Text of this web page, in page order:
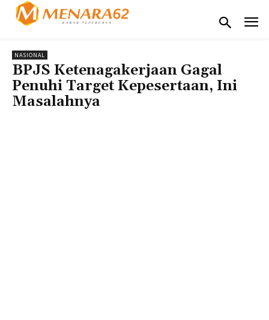
NASIONAL
BPJS Ketenagakerjaan Gagal
Penuhi Target Kepesertaan, Ini
Masalahnya